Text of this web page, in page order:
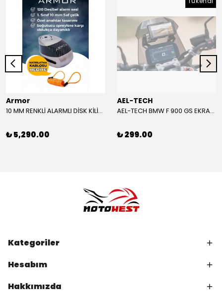
Armor
10 MM RENKLİ ALARMLI DİSK KİLİDİ YENİ VERSİYON
₺ 5,290.00
AEL-TECH
AEL-TECH BMW F 900 GS EKRAN/GÖSTERGE KORUYUCU 2024-2025
₺ 299.00
Kategoriler
Hesabım
Hakkımızda